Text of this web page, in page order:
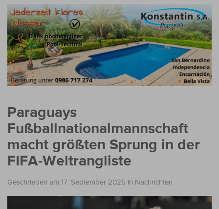
Paraguays
Fußballnationalmannschaft
macht größten Sprung in der
FIFA-Weltrangliste
Geschrieben am 17. September 2025 in Nachrichten